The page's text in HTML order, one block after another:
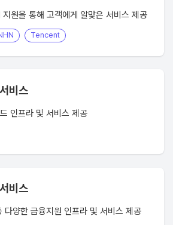
원을 통해 고객에게 알맞은 서비스 제공
Tencent
비스
인프라 및 서비스 제공
비스
다양한 금융지원 인프라 및 서비스 제공